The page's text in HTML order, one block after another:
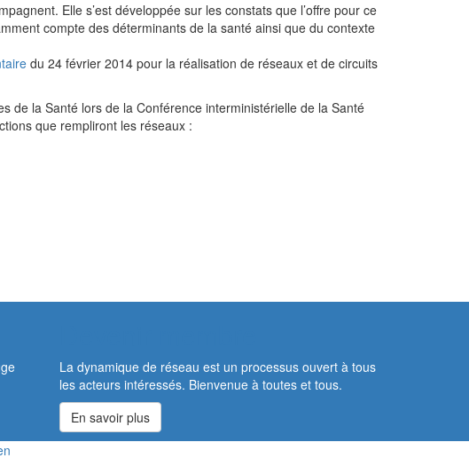
Elle s’est développée sur les constats que l’offre pour ce
compte des déterminants de la santé ainsi que du contexte
du 24 février 2014 pour la réalisation de réseaux et de circuits
de la Santé lors de la Conférence interministérielle de la Santé
que rempliront les réseaux :
La dynamique de réseau est un processus ouvert à tous
les acteurs intéressés. Bienvenue à toutes et tous.
En savoir plus